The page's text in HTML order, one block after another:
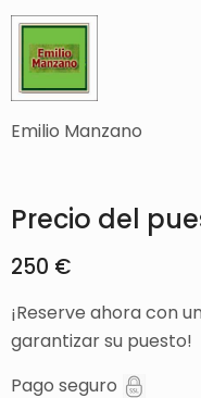
Emilio Manzano
Precio del
250 €
¡Reserve ahora con
garantizar su puesto!
Pago seguro